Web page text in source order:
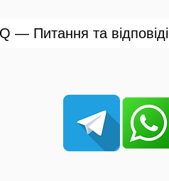
— Питання та відповіді